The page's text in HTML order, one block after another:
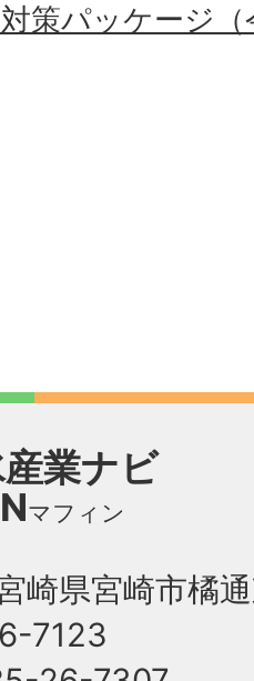
策パッケージ
業ナビ
マフィン
県宮崎市橘通
7123